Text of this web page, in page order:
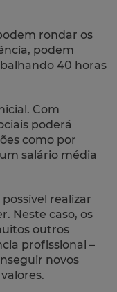
rondar os
podem
40 horas
Com
poderá
como por
salário média
realizar
Neste caso, os
outros
profissional –
novos